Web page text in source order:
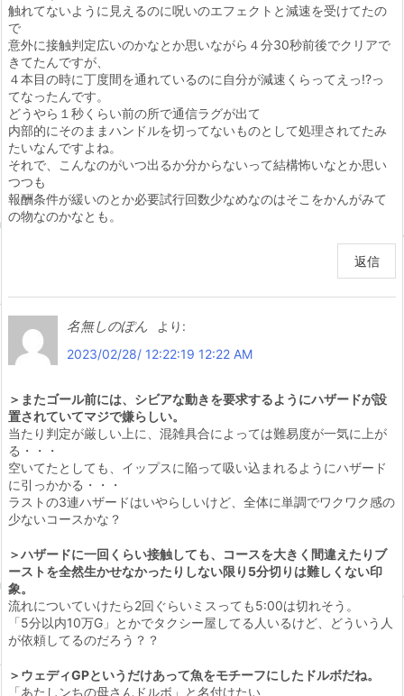
触れてないように見えるのに呪いのエフェクトと減速を受けてたの
で
意外に接触判定広いのかなとか思いながら４分30秒前後でクリアで
きてたんですが、
４本目の時に丁度間を通れているのに自分が減速くらってえっ!?っ
てなったんです。
どうやら１秒くらい前の所で通信ラグが出て
内部的にそのままハンドルを切ってないものとして処理されてたみ
たいなんですよね。
それで、こんなのがいつ出るか分からないって結構怖いなとか思い
つつも
報酬条件が緩いのとか必要試行回数少なめなのはそこをかんがみて
の物なのかなとも。
返信
名無しのぽん
より:
2023/02/28/ 12:22:19 12:22 AM
＞またゴール前には、シビアな動きを要求するようにハザードが設
置されていてマジで嫌らしい。
当たり判定が厳しい上に、混雑具合によっては難易度が一気に上が
る・・・
空いてたとしても、イップスに陥って吸い込まれるようにハザード
に引っかかる・・・
ラストの3連ハザードはいやらしいけど、全体に単調でワクワク感の
少ないコースかな？
＞ハザードに一回くらい接触しても、コースを大きく間違えたりブ
ーストを全然生かせなかったりしない限り5分切りは難しくない印
象。
流れについていけたら2回ぐらいミスっても5:00は切れそう。
「5分以内10万G」とかでタクシー屋してる人いるけど、どういう人
が依頼してるのだろう？？
＞ウェディGPというだけあって魚をモチーフにしたドルボだね。
「あたしンちの母さんドルボ」と名付けたい